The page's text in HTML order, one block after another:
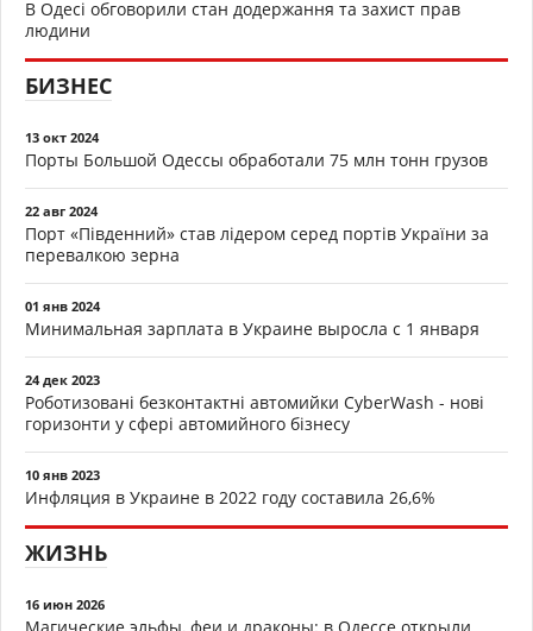
В Одесі обговорили стан додержання та захист прав
людини
БИЗНЕС
13 окт 2024
Порты Большой Одессы обработали 75 млн тонн грузов
22 авг 2024
Порт «Південний» став лідером серед портів України за
перевалкою зерна
01 янв 2024
Минимальная зарплата в Украине выросла с 1 января
24 дек 2023
Роботизовані безконтактні автомийки CyberWash - нові
горизонти у сфері автомийного бізнесу
10 янв 2023
Инфляция в Украине в 2022 году составила 26,6%
ЖИЗНЬ
16 июн 2026
Магические эльфы, феи и драконы: в Одессе открыли